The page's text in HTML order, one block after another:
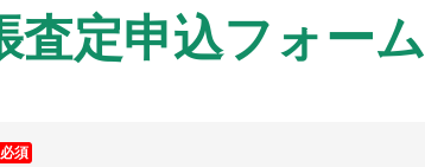
査定申込フォーム
必須